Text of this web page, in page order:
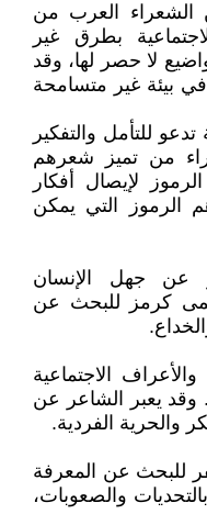
الشعراء العرب من
بطرق غير
لا حصر لها، وقد
بيئة غير متسامحة
للتأمل والتفكير
من تميز شعرهم
لإيصال أفكار
الرموز التي يمكن
عن جهل الإنسان
كرمز للبحث عن
الاجتماعية
وقد يعبر الشاعر عن
والحرية الفردية.
للبحث عن المعرفة
والصعوبات،